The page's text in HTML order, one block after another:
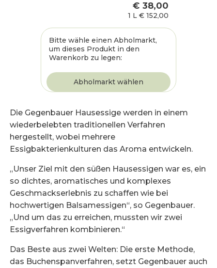
€ 38,00
1 L € 152,00
Bitte wähle einen Abholmarkt,
um dieses Produkt in den
Warenkorb zu legen:
Die Gegenbauer Hausessige werden in einem
wiederbelebten traditionellen Verfahren
hergestellt, wobei mehrere
Essigbakterienkulturen das Aroma entwickeln.
„Unser Ziel mit den süßen Hausessigen war es, ein
so dichtes, aromatisches und komplexes
Geschmackserlebnis zu schaffen wie bei
hochwertigen Balsamessigen“, so Gegenbauer.
„Und um das zu erreichen, mussten wir zwei
Essigverfahren kombinieren.“
Das Beste aus zwei Welten: Die erste Methode,
das Buchenspanverfahren, setzt Gegenbauer auch